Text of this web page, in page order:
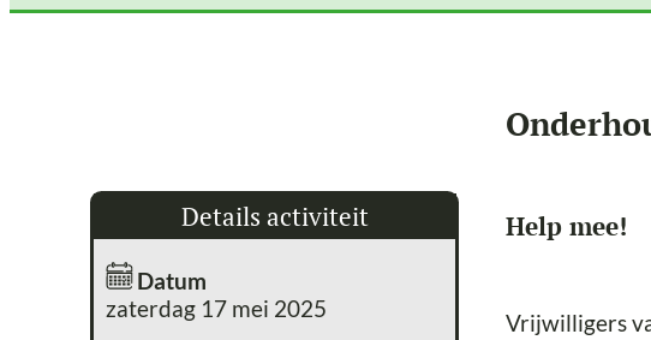
Details activiteit
Datum
zaterdag 17 mei 2025
Help mee!
Vrijwilligers